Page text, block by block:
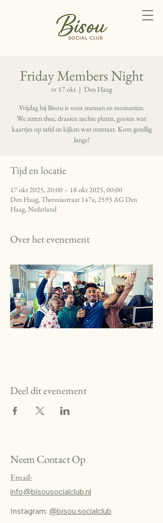
Friday Members Night
vr 17 okt
  |
Den Haag
Vrijdag bij Bisou is voor mensen en momenten.
We zetten thee, draaien zachte platen, gooien wat
kaartjes op tafel en kijken wat ontstaat. Kom gezellig
langs!
Tijd en locatie
17 okt 2025, 20:00 – 18 okt 2025, 00:00
Den Haag, Theresiastraat 147a, 2593 AG Den
Haag, Nederland
Over het evenement
Deel dit evenement
Neem Contact Op
Email:
info@bisousocialclub.nl
Instagram: @bisou.socialclub